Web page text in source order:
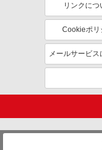
リンクにつ
Cookieポリ
メールサービス